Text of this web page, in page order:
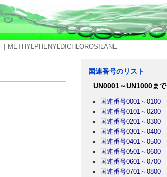
METHYLPHENYLDICHLOROSILANE
国連番号のリスト
UN0001～UN1000まで
国連番号0001～0100
国連番号0101～0200
国連番号0201～0300
国連番号0301～0400
国連番号0401～0500
国連番号0501～0600
国連番号0601～0700
国連番号0701～0800